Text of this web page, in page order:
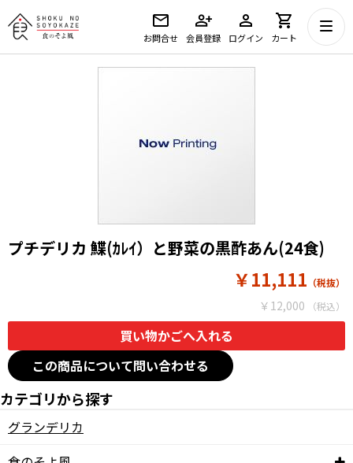
お問合せ 会員登録 ログイン カート
プチデリカ 鰈(ｶﾚｲ）と野菜の黒酢あん(24食)
￥12,000
￥11,111
この商品について問い合わせる
カテゴリから探す
グランデリカ